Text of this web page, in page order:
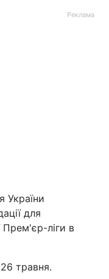
Реклама
України
для
Прем'єр-ліги в
травня.